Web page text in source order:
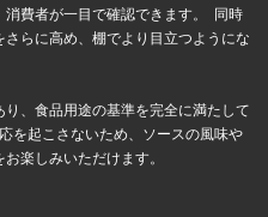
費者が一目で確認できます。 同時
らに高め、棚でより目立つようにな
、食品用途の基準を完全に満たして
を起こさないため、ソースの風味や
楽しみいただけます。